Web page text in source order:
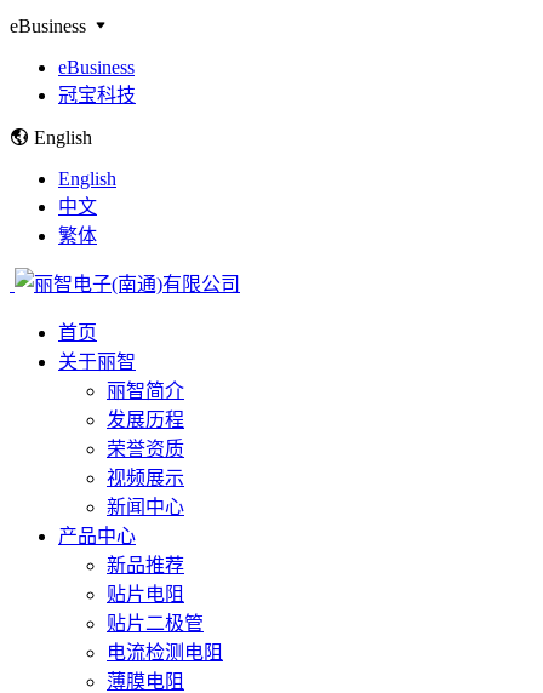
eBusiness
eBusiness
冠宝科技
English
English
中文
繁体
首页
关于丽智
丽智简介
发展历程
荣誉资质
视频展示
新闻中心
产品中心
新品推荐
贴片电阻
贴片二极管
电流检测电阻
薄膜电阻